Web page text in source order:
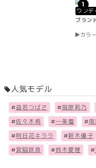
1
ワンデ
ブラン
カラ
人気モデル
#益若つばさ #指原莉乃
#佐々木希 #一条響 #
#明日花キララ #新木優子
#宮脇咲良 #鈴木愛理 #